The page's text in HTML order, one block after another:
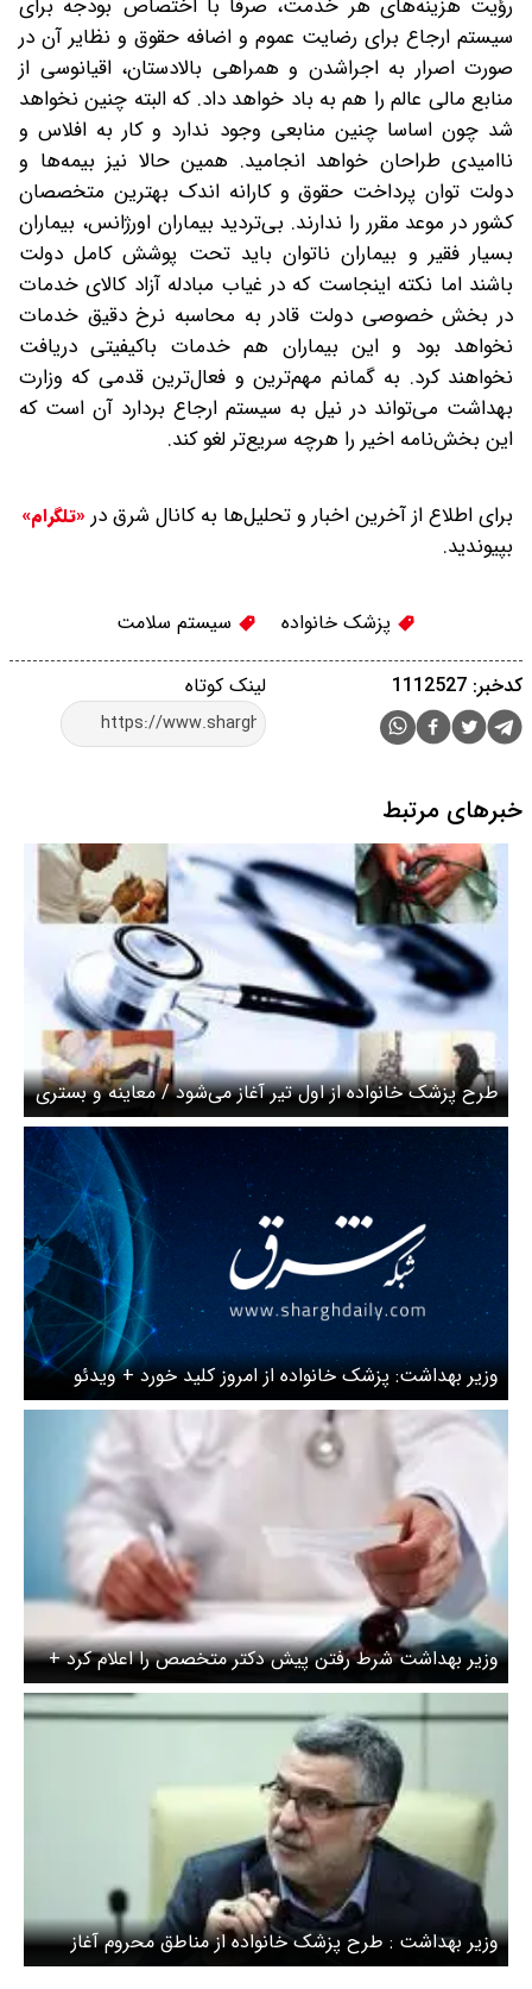
رؤیت هزینه‌های هر خدمت، صرفا با اختصاص بودجه برای
سیستم ارجاع برای رضایت عموم و اضافه حقوق و‌ نظایر آن در
صورت اصرار به اجراشدن و‌ همراهی بالادستان، اقیانوسی از
منابع مالی عالم را هم به باد خواهد داد. که البته چنین نخواهد
شد چون اساسا چنین منابعی وجود ندارد و‌ کار به افلاس و‌
ناامیدی طراحان خواهد انجامید. همین حالا نیز بیمه‌ها و‌
دولت توان پرداخت حقوق و‌ کارانه اندک بهترین متخصصان
کشور در موعد مقرر را ندارند. بی‌تردید بیماران اورژانس، بیماران
بسیار فقیر و بیماران ناتوان باید تحت پوشش کامل دولت
باشند اما نکته اینجاست که در غیاب مبادله آزاد کالای خدمات
در بخش خصوصی دولت قادر به محاسبه نرخ دقیق خدمات
نخواهد بود و این بیماران هم خدمات باکیفیتی دریافت
نخواهند کرد. به گمانم مهم‌ترین و فعال‌ترین قدمی که وزارت
بهداشت می‌تواند در نیل به سیستم ارجاع بردارد آن است که
این بخش‌نامه اخیر را هرچه سریع‌تر لغو کند.
برای اطلاع از آخرین اخبار و تحلیل‌ها به کانال شرق در «تلگرام»
بپیوندید.
پزشک خانواده سیستم سلامت
لینک کوتاه کدخبر: 1112527
خبرهای مرتبط
طرح پزشک خانواده از اول تیر آغاز می‌شود / معاینه و بستری
رایگان می‌شود؟
وزیر بهداشت: پزشک خانواده از امروز کلید خورد + ویدئو
وزیر بهداشت شرط رفتن پیش دکتر متخصص را اعلام کرد +
ویدئو
وزیر بهداشت : طرح پزشک خانواده از مناطق محروم آغاز
می‌شود